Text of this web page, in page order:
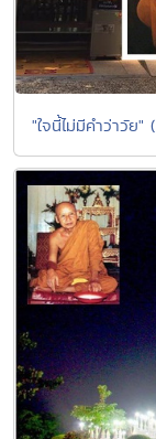
"ใจนี้ไม่มีคำว่าวั